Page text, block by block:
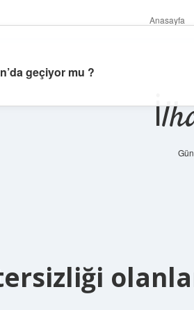
Anasayfa
geçiyor mu ?